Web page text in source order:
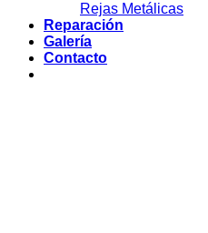
Rejas Metálicas
Reparación
Galería
Contacto